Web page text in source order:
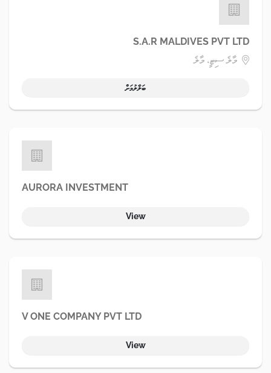
S.A.R MALDIVES PVT LTD
މާލެ ސިޓީ، މާލެ
ބަލާލުމަށް
AURORA INVESTMENT
View
V ONE COMPANY PVT LTD
View